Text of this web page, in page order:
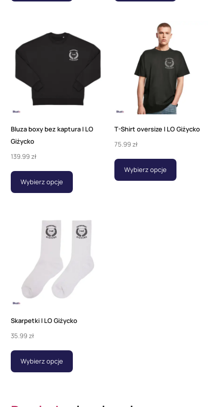
Bluza boxy bez kaptura I LO
Giżycko
139.99zł
Wybierz opcje
T-Shirt oversize I LO Giżycko
75.99 zł
Wybierz opcje
Skarpetki I LO Giżycko
35.99zł
Wybierz opcje